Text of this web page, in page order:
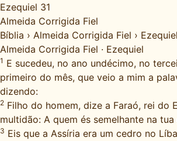
Ezequiel 31
Almeida Corrigida Fiel
Bíblia › Almeida Corrigida Fiel › Ezequiel
Almeida Corrigida Fiel · Ezequiel
1 E sucedeu, no ano undécimo, no
primeiro do mês, que veio a mim a
dizendo:
2 Filho do homem, dize a Faraó, rei do
multidão: A quem és semelhante na tua
3 Eis que a Assíria era um cedro no